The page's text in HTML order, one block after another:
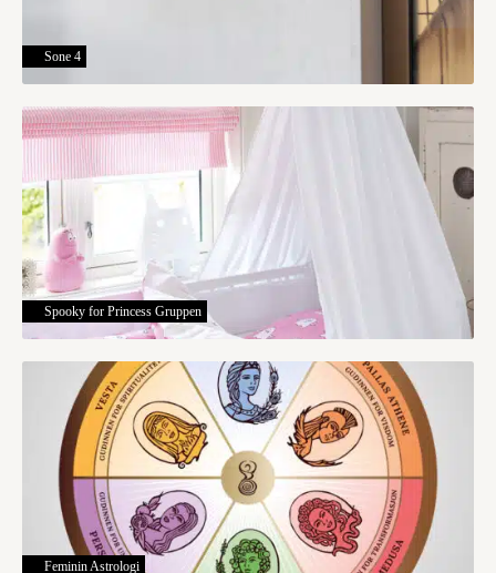
Sone 4
Spooky for Princess Gruppen
Feminin Astrologi